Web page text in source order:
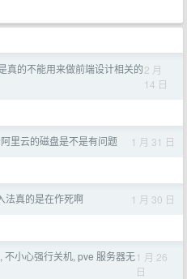
真的不能用来做前端设计相关的2 月
14 日
里云的磁盘是不是有问题 1 月 31 日
法真的是在作死啊 1 月 30 日
不小心强行关机, pve 服务器无1 月 26
日